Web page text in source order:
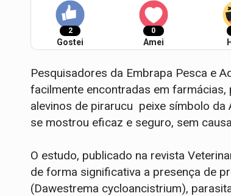
2
Gostei
0
Amei
Pesquisadores da Embrapa Pesca e
facilmente encontradas em
alevinos de pirarucu peixe símbolo da
se mostrou eficaz e seguro, sem
O estudo, publicado na revista
de forma significativa a presença de
(Dawestrema cycloancistrium),